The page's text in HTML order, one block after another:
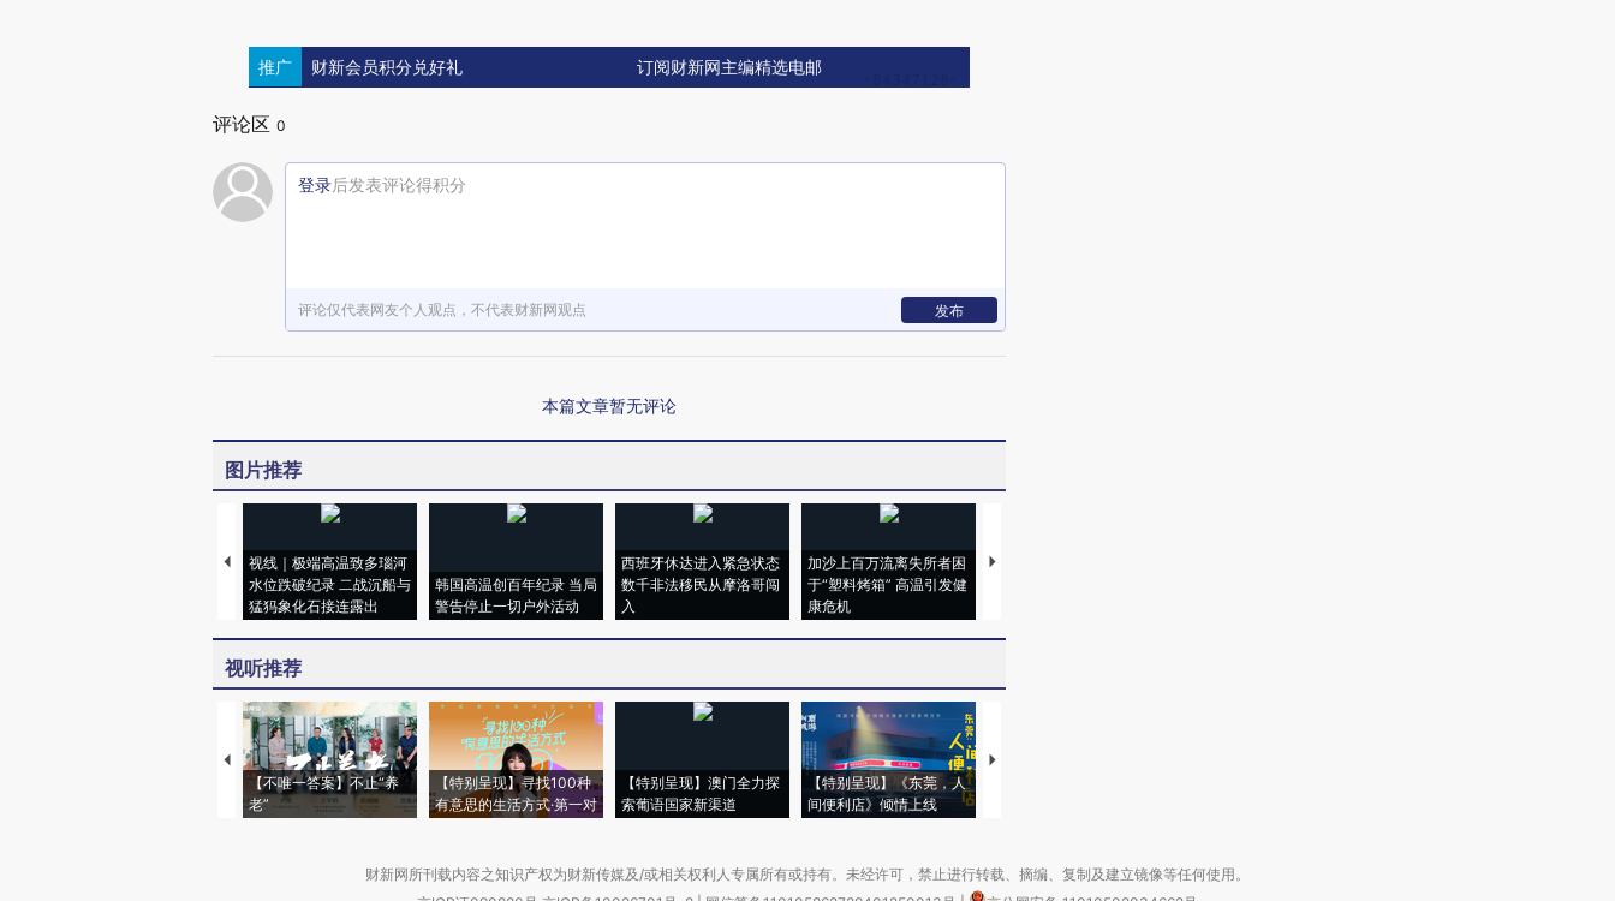
推广 财新会员积分兑好礼 订阅财新网主编精选电邮
评论区 0
登录后发表评论得积分
评论仅代表网友个人观点，不代表财新网观点 发布
本篇文章暂无评论
图片推荐
视线｜极端高温致多瑙河
水位跌破纪录 二战沉船与
猛犸象化石接连露出
韩国高温创百年纪录 当局
警告停止一切户外活动
西班牙休达进入紧急状态
数千非法移民从摩洛哥闯
入
加沙上百万流离失所者困
于“塑料烤箱” 高温引发健
康危机
视线｜HYROX的吸金
视听推荐
【不唯一答案】不止“养
老”
【特别呈现】寻找100种
有意思的生活方式·第一对
【特别呈现】澳门全力探
索葡语国家新渠道
【特别呈现】《东莞，人
间便利店》倾情上线
【推广】走进第四届链博
财新网所刊载内容之知识产权为财新传媒及/或相关权利人专属所有或持有。未经许可，禁止进行转载、摘编、复制及建立镜像等任何使用。